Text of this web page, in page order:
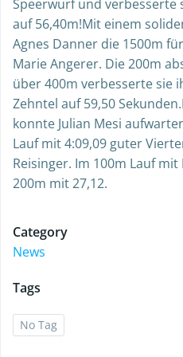
Speerwurf und verbesserte
auf 56,40m!Mit einem
Agnes Danner die 1500m
Marie Angerer. Die 200m
über 400m verbesserte sie
Zehntel auf 59,50
konnte Julian Mesi
Lauf mit 4:09,09 guter
Reisinger. Im 100m Lauf
200m mit 27,12.
Category
News
Tags
No Tag